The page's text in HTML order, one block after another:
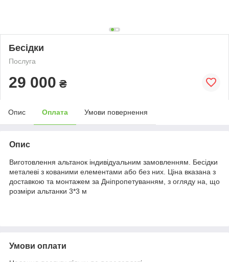
Бесідки
Послуга
29 000 ₴
Опис Оплата Умови повернення
Опис
Виготовлення альтанок індивідуальним замовленням. Бесідки
металеві з кованими елементами або без них. Ціна вказана з
доставкою та монтажем за Дніпропетуванням, з огляду на, що
розміри альтанки 3*3 м
Умови оплати